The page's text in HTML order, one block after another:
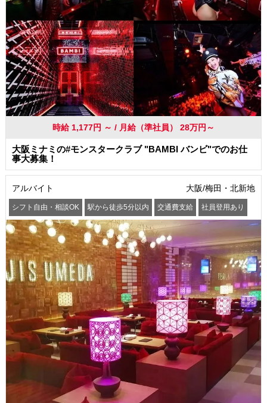
時給 1,177円 ～ / 月給（準社員） 28万円～
大阪ミナミの#モンスタークラブ "BAMBI バンビ"でのお仕
事大募集！
アルバイト 大阪/梅田・北新地
シフト自由・相談OK 駅から徒歩5分以内 交通費支給 社員登用あり